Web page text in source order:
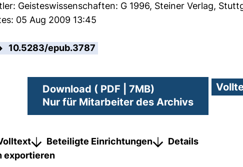
Geisteswissenschaften: G 1996, Steiner Verlag,
05 Aug 2009 13:45
10.5283/epub.3787
Download ( PDF | 7MB)
Nur für Mitarbeiter des Archivs
Beteiligte Einrichtungen
Details
exportieren